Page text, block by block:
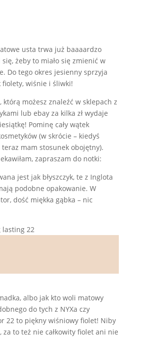
usta trwa już baaaardzo
żeby to miało się zmienić w
Do tego okres jesienny sprzyja
wiśnie i śliwki!
którą możesz znaleźć w sklepach z
lub ebay za kilka zł wydaje
Pominę cały wątek
(w skrócie – kiedyś
teraz mam stosunek obojętny).
zapraszam do notki:
jest jak błyszczyk, te z Inglota
podobne opakowanie. W
dość miękka gąbka – nic
albo jak kto woli matowy
do tych z NYXa czy
22 to piękny wiśniowy fiolet! Niby
za to też nie całkowity fiolet ani nie